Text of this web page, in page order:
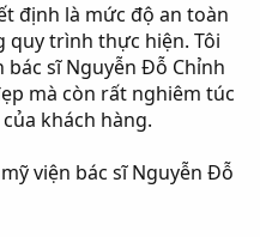
định là mức độ an toàn
quy trình thực hiện. Tôi
bác sĩ Nguyễn Đỗ Chỉnh
mà còn rất nghiêm túc
khách hàng.
viện bác sĩ Nguyễn Đỗ